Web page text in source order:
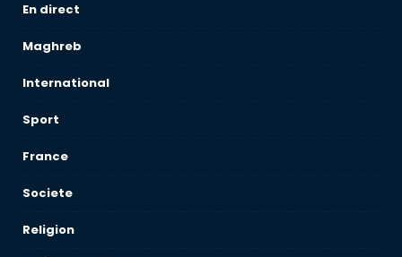
En direct
Maghreb
International
Sport
France
Societe
Religion